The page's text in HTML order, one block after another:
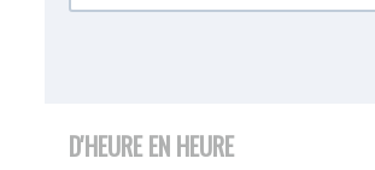
D'HEURE EN HEURE